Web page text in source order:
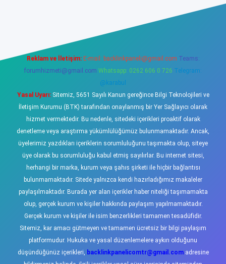
Reklam ve İletişim: E-mail: backlinkpaneli@gmail.com Teams:
forumhizmeti@gmail.com Whatsapp: 0262 606 0 726 Telegram:
@karabul
Yasal Uyarı:Sitemiz, 5651 Sayılı Kanun gereğince Bilgi Teknolojileri ve
İletişim Kurumu (BTK) tarafından onaylanmış bir Yer Sağlayıcı olarak
hizmet vermektedir. Bu nedenle, sitedeki içerikleri proaktif olarak
denetleme veya araştırma yükümlülüğümüz bulunmamaktadır. Ancak,
üyelerimiz yazdıkları içeriklerin sorumluluğunu taşımakta olup, siteye
üye olarak bu sorumluluğu kabul etmiş sayılırlar. Bu internet sitesi,
herhangi bir marka, kurum veya şahıs şirketi ile hiçbir bağlantısı
bulunmamaktadır. Sitede yalnızca kendi hazırladığımız makaleler
paylaşılmaktadır. Burada yer alan içerikler haber niteliği taşımamakta
olup, gerçek kurum ve kişiler hakkında paylaşım yapılmamaktadır.
Gerçek kurum ve kişiler ile isim benzerlikleri tamamen tesadüfidir.
Sitemiz, kar amacı gütmeyen ve tamamen ücretsiz bir bilgi paylaşım
platformudur. Hukuka ve yasal düzenlemelere aykırı olduğunu
düşündüğünüz içerikleri, backlinkpanelicomtr@gmail.comadresine